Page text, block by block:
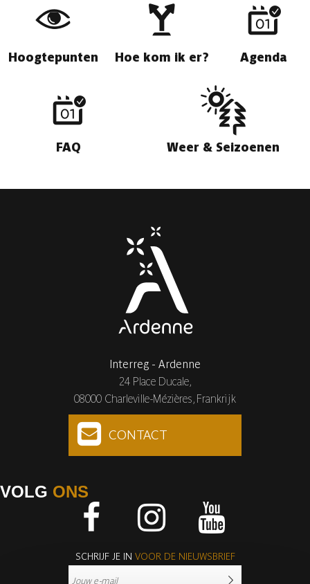
Hoogtepunten Hoe kom ik er? Agenda
FAQ Weer & Seizoenen
Interreg - Ardenne
24 Place Ducale,
08000 Charleville-Mézières, Frankrijk
CONTACT
VOLG ONS
SCHRIJF JE IN VOOR DE NIEUWSBRIEF